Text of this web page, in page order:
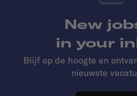
New
in your
Blijf op de hoogte en
nieuwste